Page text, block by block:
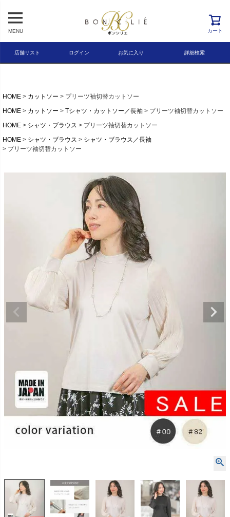
MENU カート
店舗リスト ログイン お気に入り 詳細検索
検索
HOME カットソー
プリーツ袖切替カットソー
HOME
カットソー Tシャツ・カットソー／長袖
プリーツ袖切替カットソー
HOME
シャツ・ブラウス
プリーツ袖切替カットソー
HOME
シャツ・ブラウス
シャツ・ブラウス／長袖
プリーツ袖切替カットソー